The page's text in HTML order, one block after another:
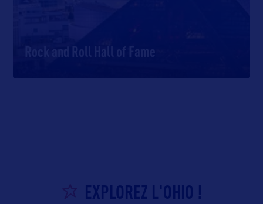
Rock and Roll Hall of Fame
EXPLOREZ L'OHIO !